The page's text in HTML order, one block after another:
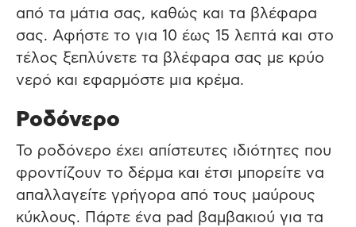
από τα μάτια σας, καθώς και τα βλέφαρα
σας. Αφήστε το για 10 έως 15 λεπτά και στο
τέλος ξεπλύνετε τα βλέφαρα σας με κρύο
νερό και εφαρμόστε μια κρέμα.
Ροδόνερο
Το ροδόνερο έχει απίστευτες ιδιότητες που
φροντίζουν το δέρμα και έτσι μπορείτε να
απαλλαγείτε γρήγορα από τους μαύρους
κύκλους. Πάρτε ένα pad βαμβακιού για τα